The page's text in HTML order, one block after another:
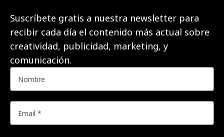
Suscríbete gratis a nuestra newsletter para
recibir cada día el contenido más actual sobre
creatividad, publicidad, marketing, y
comunicación.